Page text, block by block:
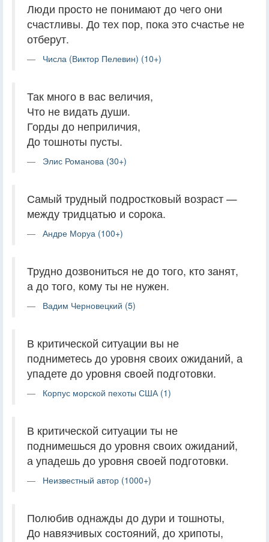
Люди просто не понимают до чего они
счастливы. До тех пор, пока это счастье не
отберут.
Числа (Виктор Пелевин) (10+)
Так много в вас величия,
Что не видать души.
Горды до неприличия,
До тошноты пусты.
Элис Романова (30+)
Самый трудный подростковый возраст —
между тридцатью и сорока.
Андре Моруа (100+)
Трудно дозвониться не до того, кто занят,
а до того, кому ты не нужен.
Вадим Черновецкий (5)
В критической ситуации вы не
подниметесь до уровня своих ожиданий, а
упадете до уровня своей подготовки.
Корпус морской пехоты США (1)
В критической ситуации ты не
поднимешься до уровня своих ожиданий,
а упадешь до уровня своей подготовки.
Неизвестный автор (1000+)
Полюбив однажды до дури и тошноты,
До навязчивых состояний, до хрипоты,